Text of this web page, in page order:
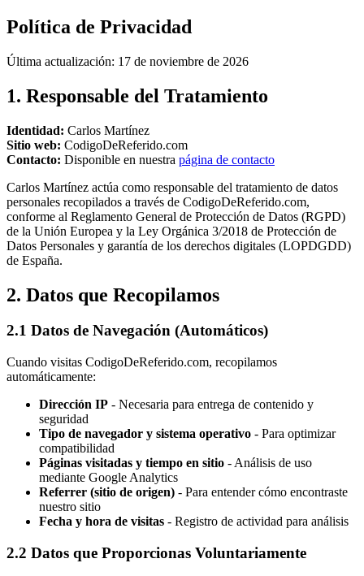
Política de Privacidad
Última actualización: 17 de noviembre de 2026
1. Responsable del Tratamiento
Identidad: Carlos Martínez
Sitio web: CodigoDeReferido.com
Contacto: Disponible en nuestra página de contacto
Carlos Martínez actúa como responsable del tratamiento de datos
personales recopilados a través de CodigoDeReferido.com,
conforme al Reglamento General de Protección de Datos (RGPD)
de la Unión Europea y la Ley Orgánica 3/2018 de Protección de
Datos Personales y garantía de los derechos digitales (LOPDGDD)
de España.
2. Datos que Recopilamos
2.1 Datos de Navegación (Automáticos)
Cuando visitas CodigoDeReferido.com, recopilamos
automáticamente:
Dirección IP - Necesaria para entrega de contenido y
seguridad
Tipo de navegador y sistema operativo - Para optimizar
compatibilidad
Páginas visitadas y tiempo en sitio - Análisis de uso
mediante Google Analytics
Referrer (sitio de origen) - Para entender cómo encontraste
nuestro sitio
Fecha y hora de visitas - Registro de actividad para análisis
2.2 Datos que Proporcionas Voluntariamente